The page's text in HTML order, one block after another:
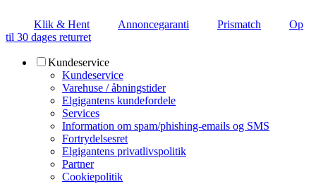
Klik & Hent Annoncegaranti Prismatch
Op
til 30 dages returret
Kundeservice
Kundeservice
Varehuse / åbningstider
Elgigantens kundefordele
Services
Information om spam/phishing-emails og SMS
Fortrydelsesret
Elgigantens privatlivspolitik
Partner
Cookiepolitik